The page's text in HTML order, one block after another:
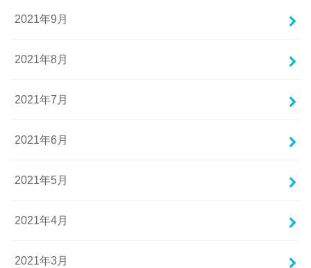
2021年9月
2021年8月
2021年7月
2021年6月
2021年5月
2021年4月
2021年3月